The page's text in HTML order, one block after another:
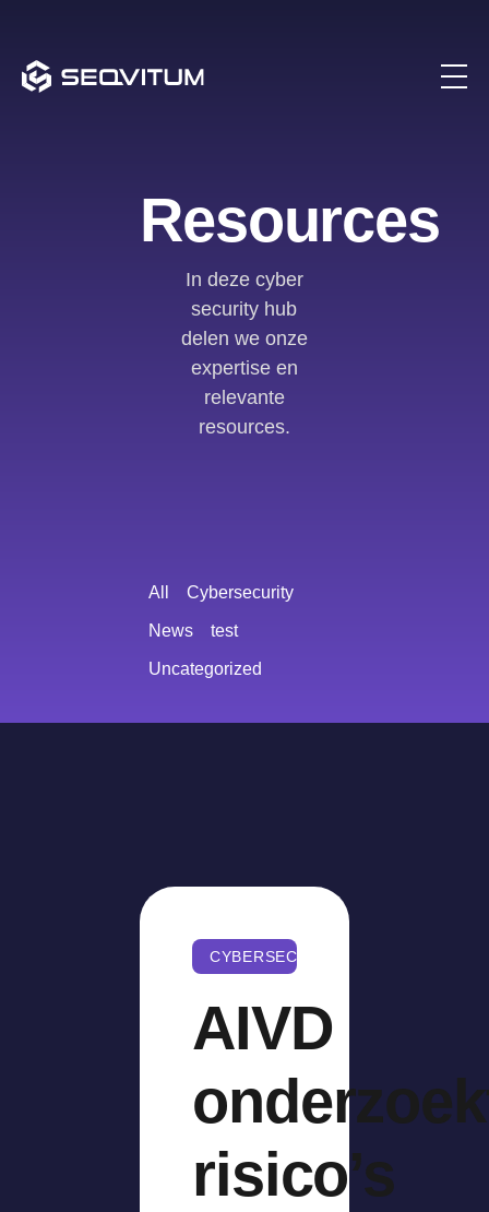
Resources
In deze cyber
security hub
delen we onze
expertise en
relevante
resources.
Cybersecurity
News test
Uncategorized
All
CYBERSECURITY
AIVD
risico’s